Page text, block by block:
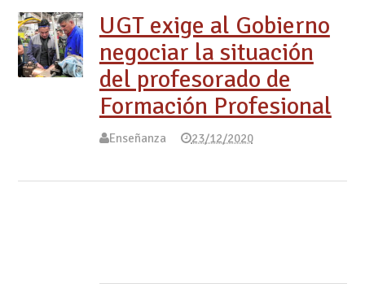
UGT exige al Gobierno
negociar la situación
del profesorado de
Formación Profesional
Enseñanza 23/12/2020